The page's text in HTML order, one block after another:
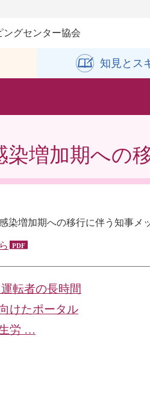
グセンター協会
知見と ス
染増加期への
染増加期への移行に伴う知事メ
運転者の長時間
けたポータル
労 …